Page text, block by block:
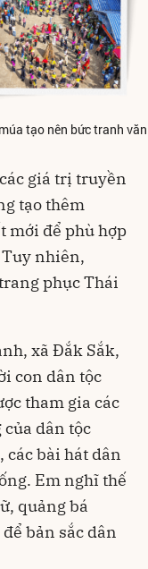
tạo nên bức tranh văn
giá trị truyền
tạo thêm
mới để phù hợp
nhiên,
phục Thái
xã Đắk Sắk,
con dân tộc
tham gia các
dân tộc
bài hát dân
Em nghĩ thế
quảng bá
bản sắc dân